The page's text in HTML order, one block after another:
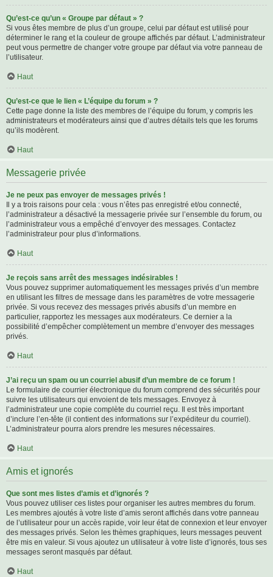
Qu’est-ce qu’un « Groupe par défaut » ?
Si vous êtes membre de plus d’un groupe, celui par défaut est utilisé pour
déterminer le rang et la couleur de groupe affichés par défaut. L’administrateur
peut vous permettre de changer votre groupe par défaut via votre panneau de
l’utilisateur.
Haut
Qu’est-ce que le lien « L’équipe du forum » ?
Cette page donne la liste des membres de l’équipe du forum, y compris les
administrateurs et modérateurs ainsi que d’autres détails tels que les forums
qu’ils modèrent.
Haut
Messagerie privée
Je ne peux pas envoyer de messages privés !
Il y a trois raisons pour cela : vous n’êtes pas enregistré et/ou connecté,
l’administrateur a désactivé la messagerie privée sur l’ensemble du forum, ou
l’administrateur vous a empêché d’envoyer des messages. Contactez
l’administrateur pour plus d’informations.
Haut
Je reçois sans arrêt des messages indésirables !
Vous pouvez supprimer automatiquement les messages privés d’un membre
en utilisant les filtres de message dans les paramètres de votre messagerie
privée. Si vous recevez des messages privés abusifs d’un membre en
particulier, rapportez les messages aux modérateurs. Ce dernier a la
possibilité d’empêcher complètement un membre d’envoyer des messages
privés.
Haut
J’ai reçu un spam ou un courriel abusif d’un membre de ce forum !
Le formulaire de courrier électronique du forum comprend des sécurités pour
suivre les utilisateurs qui envoient de tels messages. Envoyez à
l’administrateur une copie complète du courriel reçu. Il est très important
d’inclure l’en-tête (il contient des informations sur l’expéditeur du courriel).
L’administrateur pourra alors prendre les mesures nécessaires.
Haut
Amis et ignorés
Que sont mes listes d’amis et d’ignorés ?
Vous pouvez utiliser ces listes pour organiser les autres membres du forum.
Les membres ajoutés à votre liste d’amis seront affichés dans votre panneau
de l’utilisateur pour un accès rapide, voir leur état de connexion et leur envoyer
des messages privés. Selon les thèmes graphiques, leurs messages peuvent
être mis en valeur. Si vous ajoutez un utilisateur à votre liste d’ignorés, tous ses
messages seront masqués par défaut.
Haut